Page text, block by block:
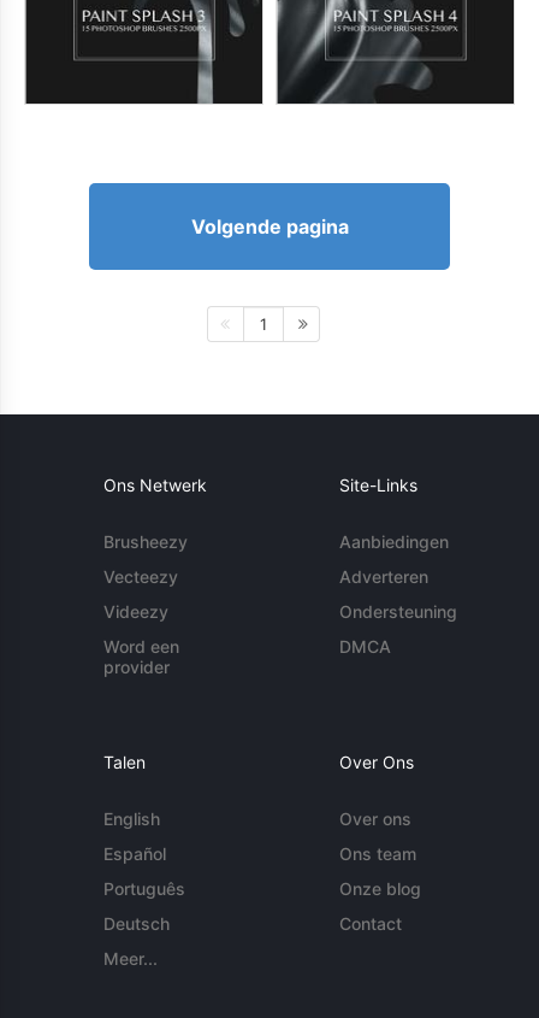
Volgende pagina
1
Ons Netwerk
Brusheezy
Vecteezy
Videezy
Word een
provider
Site-Links
Aanbiedingen
Adverteren
Ondersteuning
DMCA
Talen
English
Español
Português
Deutsch
Meer...
Over Ons
Over ons
Ons team
Onze blog
Contact